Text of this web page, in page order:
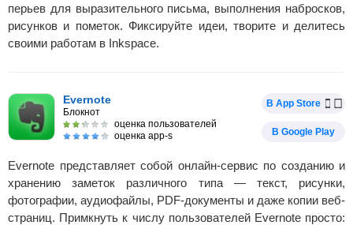
перьев для выразительного письма, выполнения набросков,
рисунков и пометок. Фиксируйте идеи, творите и делитесь
своими работам в Inkspace.
Evernote
Блокнот
оценка пользователей
оценка app-s
В App Store
В Google Play
Evernote представляет собой онлайн-сервис по созданию и
хранению заметок различного типа — текст, рисунки,
фотографии, аудиофайлы, PDF-документы и даже копии веб-
страниц. Примкнуть к числу пользователей Evernote просто: